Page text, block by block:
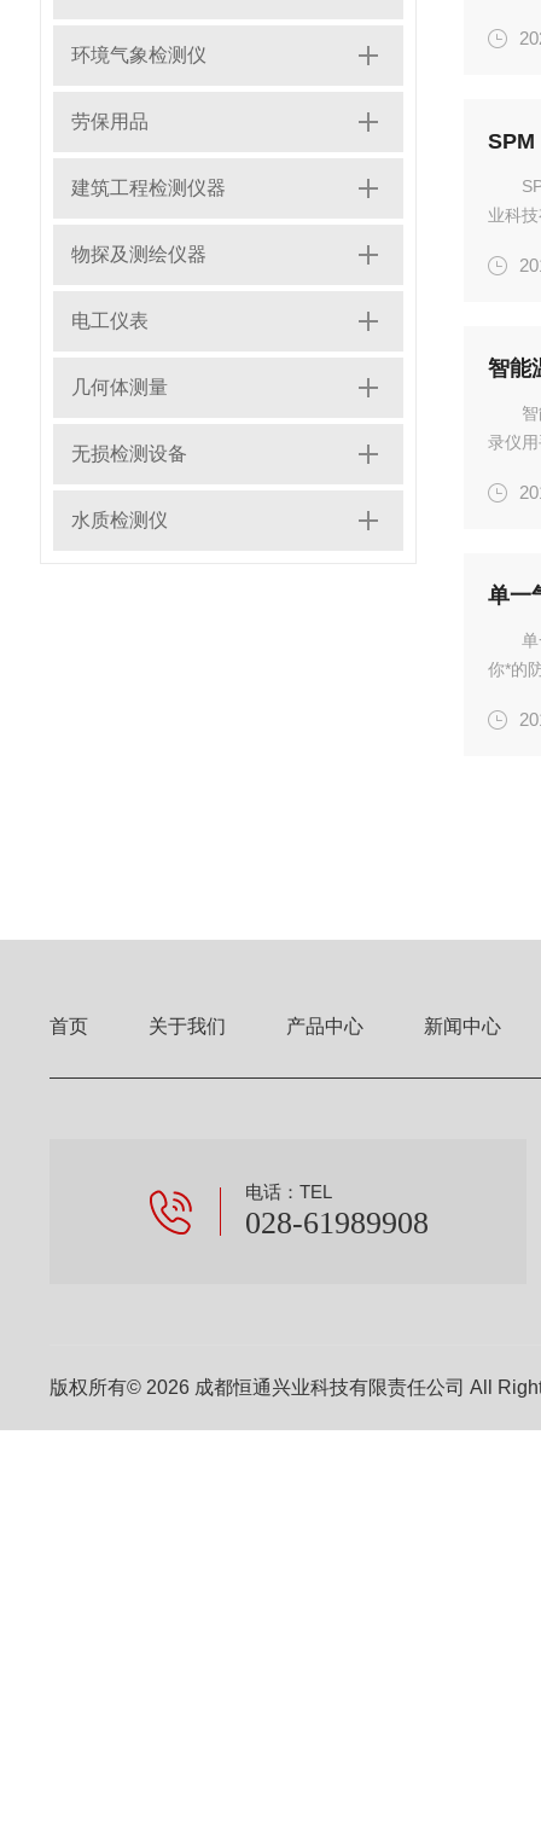
环境气象检测仪
劳保用品
建筑工程检测仪器
物探及测绘仪器
电工仪表
几何体测量
无损检测设备
水质检测仪
能包
业科
与优
智能
录仪
接收
单一
你*的
你的
首页 关于我们 产品中心 新闻中心
电话：TEL
028-61989908
版权所有© 2026 成都恒通兴业科技有限责任公司 All